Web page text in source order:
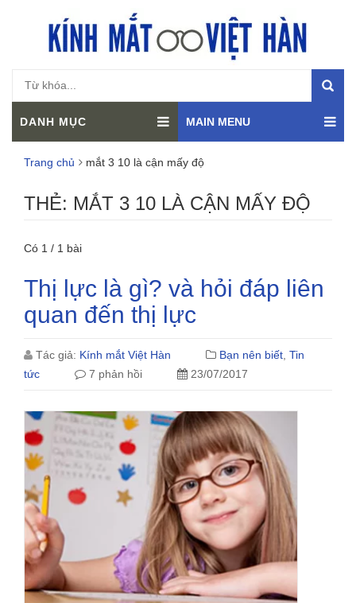
DANH MỤC MAIN MENU
Trang chủ mắt 3 10 là cận mấy độ
THẺ: MẮT 3 10 LÀ CẬN MẤY ĐỘ
Có 1 / 1 bài
Thị lực là gì? và hỏi đáp liên
quan đến thị lực
Tác giả: Kính mắt Việt Hàn Bạn nên biết Tin
tức
7 phản hồi 23/07/2017